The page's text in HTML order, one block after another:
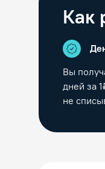
Как
Вы
дней за
не